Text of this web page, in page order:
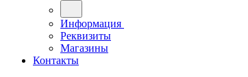
Информация
Реквизиты
Магазины
Контакты